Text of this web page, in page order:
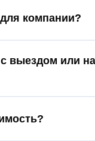
для компании?
выездом или